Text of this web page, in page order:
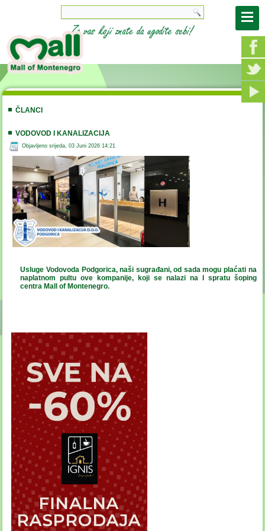
ČLANCI
VODOVOD I KANALIZACIJA
Objavljeno srijeda, 03 Juni 2026 14:21
Usluge Vodovoda Podgorica, naši sugrađani, od sada mogu plaćati na
naplatnom pultu ove kompanije, koji se nalazi na I spratu šoping
centra Mall of Montenegro.